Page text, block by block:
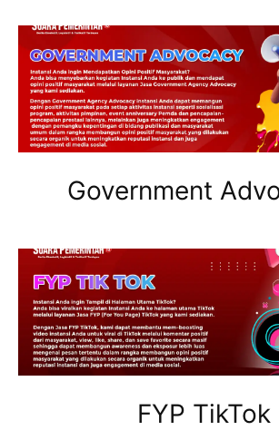
Government
FYP TikTok